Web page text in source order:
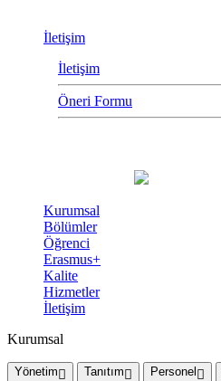
İletişim
İletişim
Öneri Formu
Kurumsal
Bölümler
Öğrenci
Erasmus+
Kalite
Hizmetler
İletişim
Kurumsal
Yönetim Tanıtım Personel